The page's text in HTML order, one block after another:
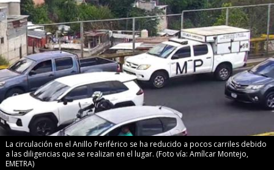
La circulación en el Anillo Periférico se ha reducido a pocos carriles debido
a las diligencias que se realizan en el lugar. (Foto vía: Amílcar Montejo,
EMETRA)